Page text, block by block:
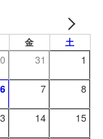
金 土
31 1
6 7 8
14 15